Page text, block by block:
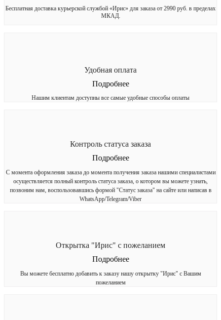
Бесплатная доставка курьерской службой «Ирис» для заказа от 2990 руб. в пределах
МКАД.
Удобная оплата
Подробнее
Нашим клиентам доступны все самые удобные способы оплаты
Контроль статуса заказа
Подробнее
С момента оформления заказа до момента получения заказа нашими специалистами
осуществляется полный контроль статуса заказа, о котором вы можете узнать,
позвоним нам, воспользовавшись формой "Статус заказа" на сайте или написав в
WhatsApp/Telegram/Viber
Открытка "Ирис" с пожеланием
Подробнее
Вы можете бесплатно добавить к заказу нашу открытку "Ирис" с Вашим
пожеланием